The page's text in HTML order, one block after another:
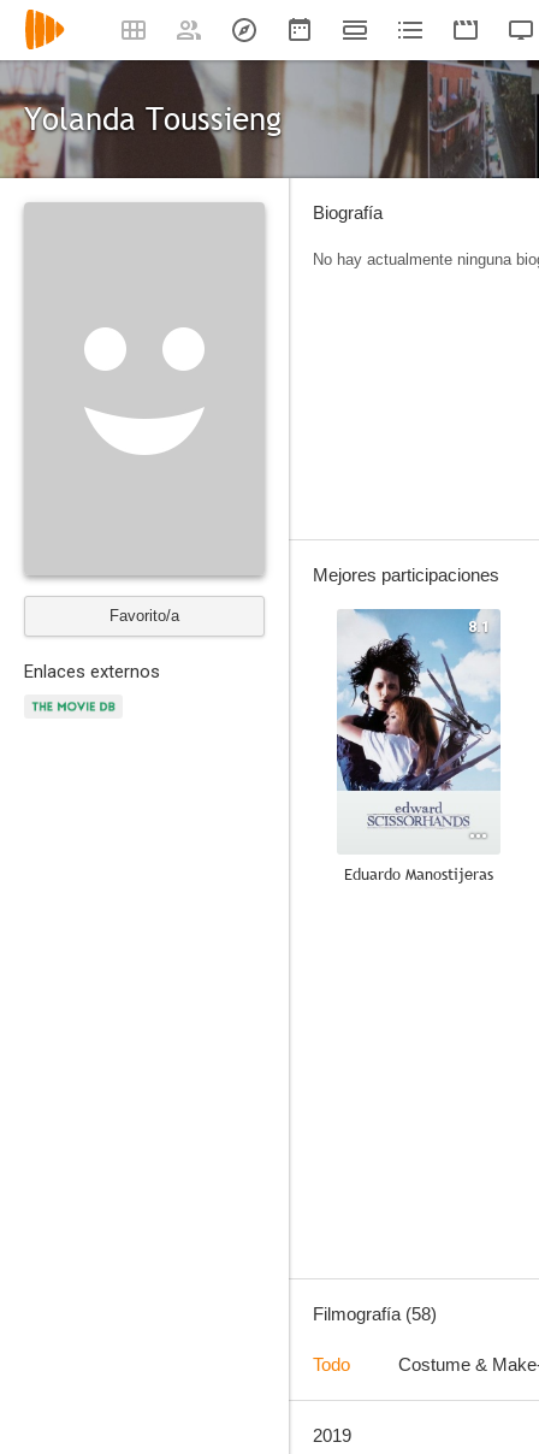
Yolanda Toussieng
Favorito/a
Enlaces externos
Biografía
No hay actualmente ninguna
Mejores participaciones
8.1
Eduardo Manostijeras
Animales nocturnos
Filmografía (58)
Todo Costume &
2019